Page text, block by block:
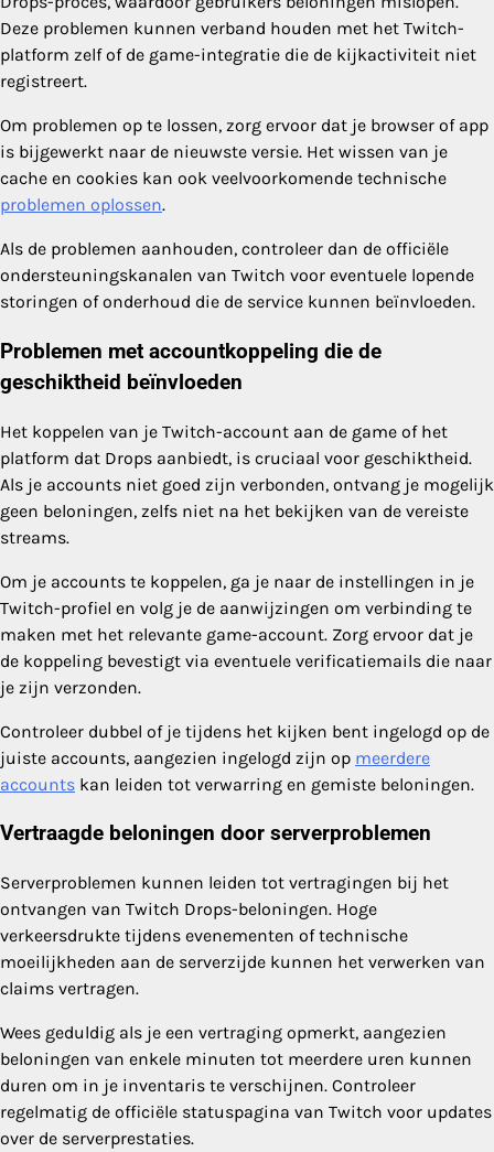
Deze problemen kunnen verband houden met het Twitch-
platform zelf of de game-integratie die de kijkactiviteit niet
registreert.
Om problemen op te lossen, zorg ervoor dat je browser of app
is bijgewerkt naar de nieuwste versie. Het wissen van je
cache en cookies kan ook veelvoorkomende technische
problemen oplossen.
Als de problemen aanhouden, controleer dan de officiële
ondersteuningskanalen van Twitch voor eventuele lopende
storingen of onderhoud die de service kunnen beïnvloeden.
Problemen met accountkoppeling die de
geschiktheid beïnvloeden
Het koppelen van je Twitch-account aan de game of het
platform dat Drops aanbiedt, is cruciaal voor geschiktheid.
Als je accounts niet goed zijn verbonden, ontvang je mogelijk
geen beloningen, zelfs niet na het bekijken van de vereiste
streams.
Om je accounts te koppelen, ga je naar de instellingen in je
Twitch-profiel en volg je de aanwijzingen om verbinding te
maken met het relevante game-account. Zorg ervoor dat je
de koppeling bevestigt via eventuele verificatiemails die naar
je zijn verzonden.
Controleer dubbel of je tijdens het kijken bent ingelogd op de
juiste accounts, aangezien ingelogd zijn op meerdere
accounts kan leiden tot verwarring en gemiste beloningen.
Vertraagde beloningen door serverproblemen
Serverproblemen kunnen leiden tot vertragingen bij het
ontvangen van Twitch Drops-beloningen. Hoge
verkeersdrukte tijdens evenementen of technische
moeilijkheden aan de serverzijde kunnen het verwerken van
claims vertragen.
Wees geduldig als je een vertraging opmerkt, aangezien
beloningen van enkele minuten tot meerdere uren kunnen
duren om in je inventaris te verschijnen. Controleer
regelmatig de officiële statuspagina van Twitch voor updates
over de serverprestaties.